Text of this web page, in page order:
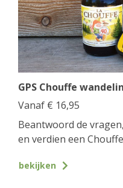
GPS Chouffe
Vanaf € 16,95
Beantwoord de
en verdien een
bekijken